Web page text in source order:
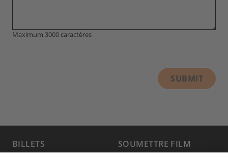
Maximum 3000 caractères
SUBMIT
BILLETS SOUMETTRE FILM